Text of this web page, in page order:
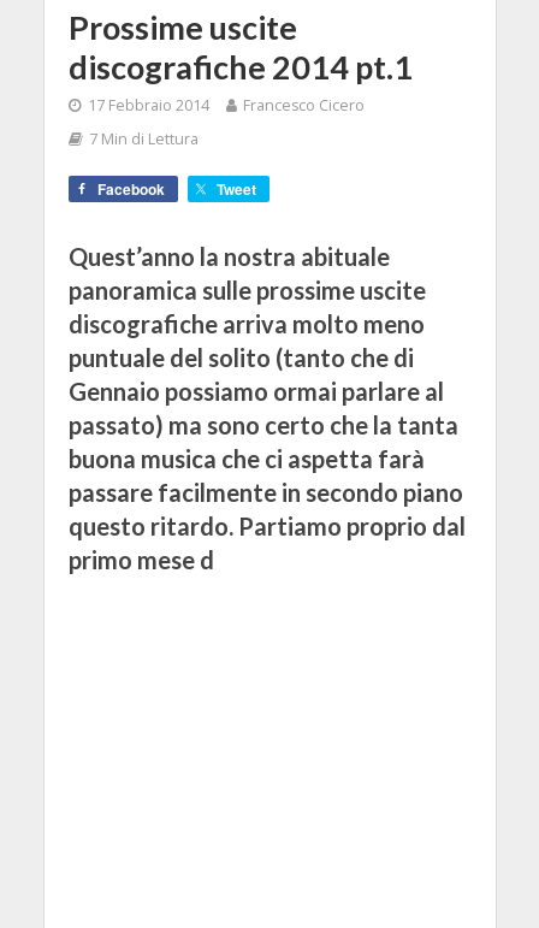
Prossime uscite
discografiche 2014 pt.1
17 Febbraio 2014
Francesco Cicero
7 Min di Lettura
Facebook Tweet
Quest’anno la nostra abituale
panoramica sulle prossime uscite
discografiche arriva molto meno
puntuale del solito (tanto che di
Gennaio possiamo ormai parlare al
passato) ma sono certo che la tanta
buona musica che ci aspetta farà
passare facilmente in secondo piano
questo ritardo. Partiamo proprio dal
primo mese d